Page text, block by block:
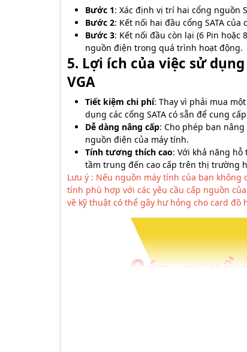
Bước 1: Xác định vị trí hai cổng nguồn
Bước 2: Kết nối hai đầu cổng SATA
Bước 3: Kết nối đầu còn lại (6 Pin hoặc
nguồn điện trong quá trình hoạt động.
5. Lợi ích của việc sử dụng
VGA
Tiết kiệm chi phí: Thay vì phải mua
dụng các cổng SATA có sẵn để cung
Dễ dàng nâng cấp: Cho phép bạn
nguồn điện của máy tính.
Tính tương thích cao: Với khả năng
tầm trung đến cao cấp trên thị trường
Lưu ý : Nếu nguồn máy tính của bạn không
tính phù hợp với các yêu cầu cấp nguồn
về kỹ thuật có thể gây hư hỏng cho card đồ